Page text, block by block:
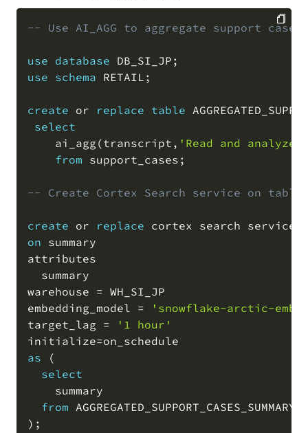
-- Use AI_AGG to aggregate support cases
use database DB_SI_JP ;
use schema RETAIL ;
create or replace table
select
    ai_agg
(transcript , 'Read and
from support_cases ;
-- Create Cortex Search service on table
create or
replace
on summary
attributes
  summary
warehouse = WH_SI_JP
embedding_model =
'snowflake-arctic-
target_lag =
'1 hour'
initialize=
as
(
select
    summary
from
) ;